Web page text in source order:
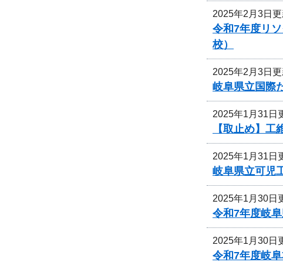
2025年2月3日
令和7年度リ
校）
2025年2月3日
岐阜県立国際
2025年1月31日
【取止め】
2025年1月31日
岐阜県立可児
2025年1月30日
令和7年度岐
2025年1月30日
令和7年度岐